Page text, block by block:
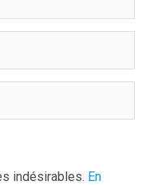
indésirables. En